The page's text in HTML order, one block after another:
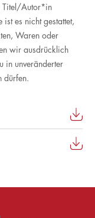
Titel/Autor*in
es nicht gestattet,
Waren oder
wir ausdrücklich
in unveränderter
dürfen.